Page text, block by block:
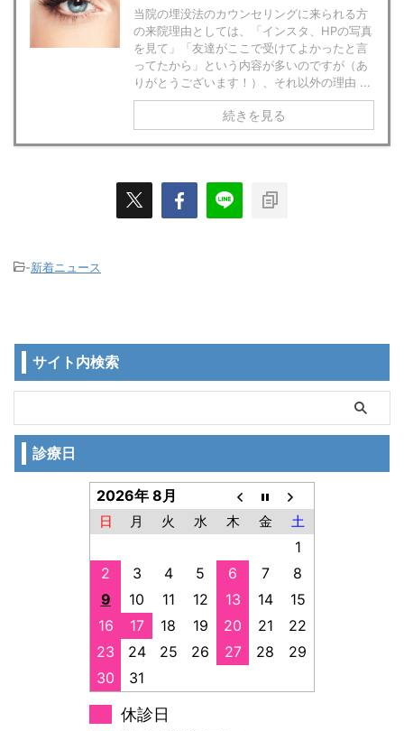
当院の埋没法のカウンセリングに来られる方
の来院理由としては、「インスタ、HPの写真
を見て」「友達がここで受けてよかったと言
ってたから」という内容が多いのですが（あ
りがとうございます！）、それ以外の理由 ...
続きを見る
-新着ニュース
サイト内検索
診療日
2026年 8月
日 月 火 水 木 金 土
1
2
3 4 5 6 7
8
9
10 11 12 13 14
15
16
17 18 19 20 21
22
23
24 25 26 27 28
29
30
31
休診日